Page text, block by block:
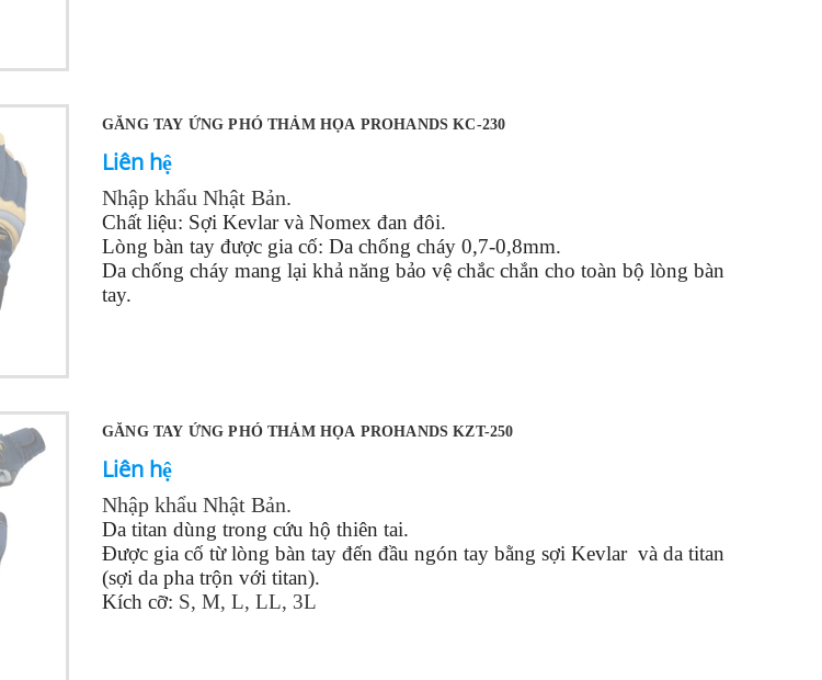
GĂNG TAY ỨNG PHÓ THẢM HỌA PROHANDS KC-230
Liên hệ
Nhập khẩu Nhật Bản.
Chất liệu: Sợi Kevlar và Nomex đan đôi.
Lòng bàn tay được gia cố: Da chống cháy 0,7-0,8mm.
Da chống cháy mang lại khả năng bảo vệ chắc chắn cho toàn bộ lòng bàn
tay.
GĂNG TAY ỨNG PHÓ THẢM HỌA PROHANDS KZT-250
Liên hệ
Nhập khẩu Nhật Bản.
Da titan dùng trong cứu hộ thiên tai.
Được gia cố từ lòng bàn tay đến đầu ngón tay bằng sợi Kevlar và da titan
(sợi da pha trộn với titan).
Kích cỡ: S, M, L, LL, 3L